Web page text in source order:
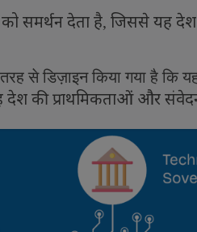
समर्थन देता है, जिससे यह देश
से डिज़ाइन किया गया है कि
देश की प्राथमिकताओं और